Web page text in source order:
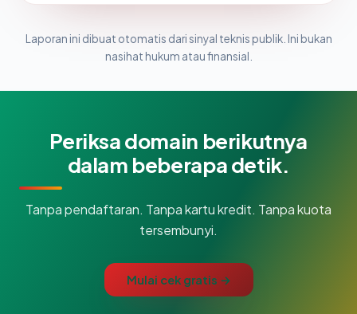
Laporan ini dibuat otomatis dari sinyal teknis publik. Ini bukan
nasihat hukum atau finansial.
Periksa domain berikutnya
dalam beberapa detik.
Tanpa pendaftaran. Tanpa kartu kredit. Tanpa kuota
tersembunyi.
Mulai cek gratis →